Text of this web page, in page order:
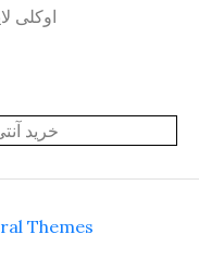
اوکلی
خرید
Themes